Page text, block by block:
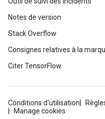
Notes de version
Stack Overflow
Consignes relatives à la
Citer TensorFlow
Conditions d'utilisation
Manage cookies